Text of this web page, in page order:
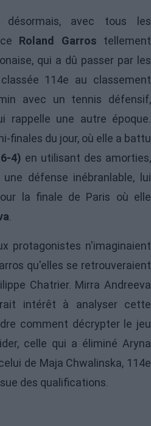
désormais, avec tous les
Roland Garros tellement
qui a dû passer par les
114e au classement
avec un tennis défensif,
rappelle une autre époque.
finales du jour, où elle a battu
4) en utilisant des amorties,
défense inébranlable, lui
la finale de Paris où elle
.
protagonistes n'imaginaient
qu'elles se retrouveraient
Chatrier. Mirra Andreeva
intérêt à analyser cette
comment décrypter le jeu
celle qui a éliminé Aryna
de Maja Chwalinska, 114e
des qualifications.